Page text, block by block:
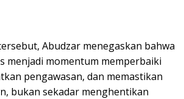
Abudzar menegaskan bahwa
menjadi momentum memperbaiki
pengawasan, dan memastikan
bukan sekadar menghentikan